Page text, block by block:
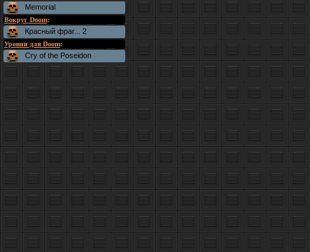
Memorial
Вокруг Doom:
Красный фраг... 2
Уровни для Doom:
Cry of the Poseidon